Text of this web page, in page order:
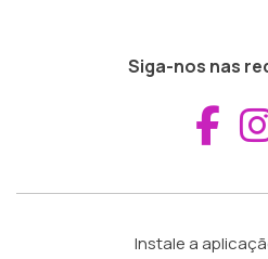
Siga-nos nas
Instale a